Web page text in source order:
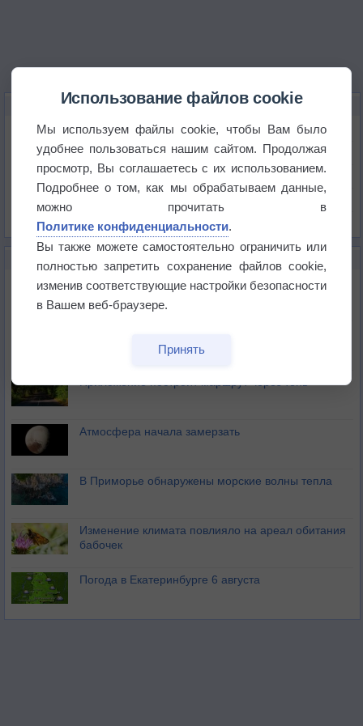
КАРТЫ ПОГОДЫ В СЮНАНЕ
Температура
Давление
Осадки
Список всех карт
Максимум лета не сдаётся
Приложение построит маршрут через тень
Атмосфера начала замерзать
В Приморье обнаружены морские волны тепла
Изменение климата повлияло на ареал обитания
бабочек
Погода в Екатеринбурге 6 августа
Использование файлов cookie
Мы используем файлы cookie, чтобы Вам было
удобнее пользоваться нашим сайтом. Продолжая
просмотр, Вы соглашаетесь с их использованием.
Подробнее о том, как мы обрабатываем данные,
можно прочитать в
Политике конфиденциальности.
Вы также можете самостоятельно ограничить или
полностью запретить сохранение файлов cookie,
изменив соответствующие настройки безопасности
в Вашем веб-браузере.
Принять